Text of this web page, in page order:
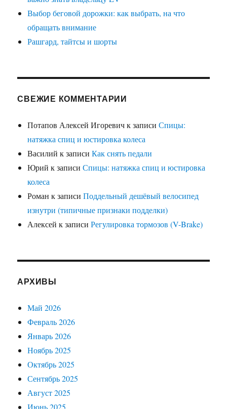
Выбор беговой дорожки: как выбрать, на что
обращать внимание
Рашгард, тайтсы и шорты
СВЕЖИЕ КОММЕНТАРИИ
Потапов Алексей Игоревичк записиСпицы:
натяжка спиц и юстировка колеса
Василий к записиКак снять педали
Юрий к записиСпицы: натяжка спиц и юстировка
колеса
Роман к записиПоддельный дешёвый велосипед
изнутри (типичные признаки подделки)
Алексей к записиРегулировка тормозов (V-Brake)
АРХИВЫ
Май 2026
Февраль 2026
Январь 2026
Ноябрь 2025
Октябрь 2025
Сентябрь 2025
Август 2025
Июнь 2025